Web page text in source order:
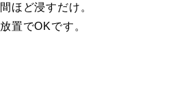
ほど浸すだけ。
置でOKです。